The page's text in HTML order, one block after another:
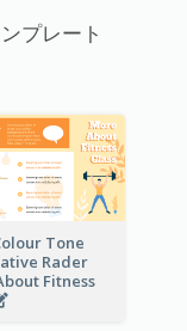
プレート
Tone
Rader
Fitness